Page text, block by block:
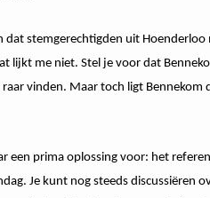
dat stemgerechtigden uit
lijkt me niet. Stel je voor dat
vinden. Maar toch ligt
een prima oplossing voor: het
Je kunt nog steeds discussiëren